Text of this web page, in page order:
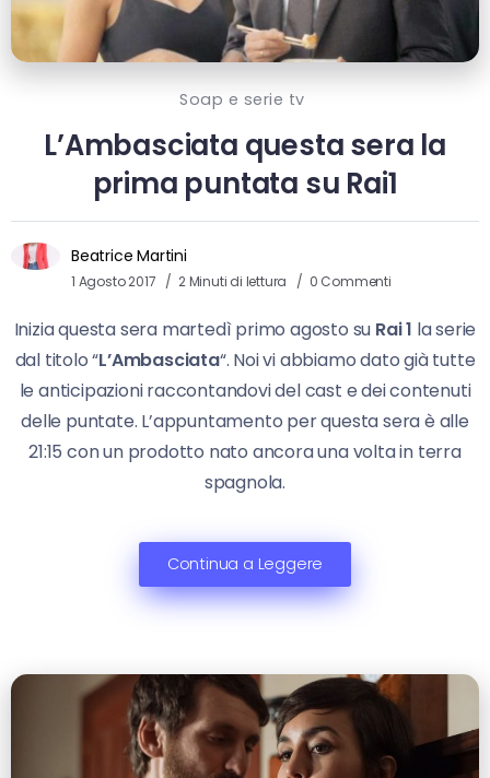
Soap e serie tv
L’Ambasciata questa sera la
prima puntata su Rai1
Beatrice Martini
1 Agosto 2017 2 Minuti di lettura 0 Commenti
Inizia questa sera martedì primo agosto su Rai 1 la serie
dal titolo “L’Ambasciata“. Noi vi abbiamo dato già tutte
le anticipazioni raccontandovi del cast e dei contenuti
delle puntate. L’appuntamento per questa sera è alle
21:15 con un prodotto nato ancora una volta in terra
spagnola.
Continua a Leggere